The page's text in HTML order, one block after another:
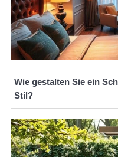
Wie gestalten Sie ein
Stil?